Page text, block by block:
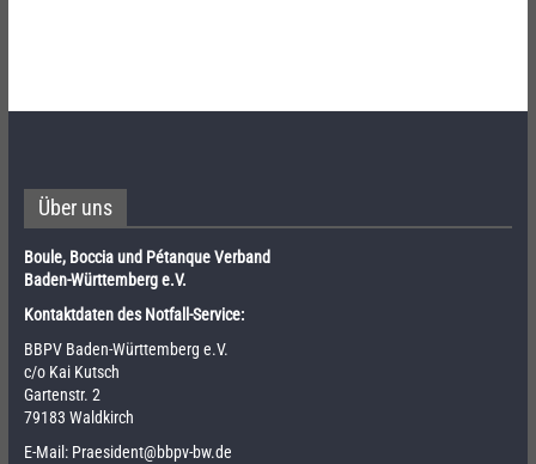
Über uns
Boule, Boccia und Pétanque Verband
Baden-Württemberg e.V.
Kontaktdaten des Notfall-Service:
BBPV Baden-Württemberg e.V.
c/o Kai Kutsch
Gartenstr. 2
79183 Waldkirch
E-Mail: Praesident@bbpv-bw.de